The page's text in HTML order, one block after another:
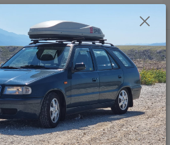
Menu
Hledat
0,00 Kč
Škoda Felicia Ruční brzdy
Ruční